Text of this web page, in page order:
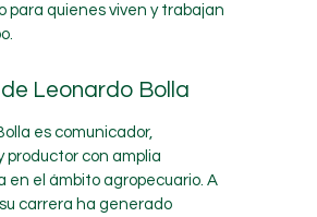
para quienes viven y trabajan
Leonardo Bolla
es comunicador,
productor con amplia
en el ámbito agropecuario. A
carrera ha generado